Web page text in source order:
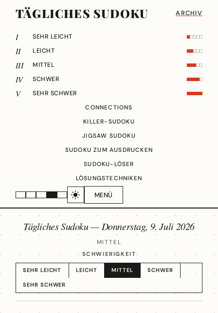
TÄGLICHES SUDOKU ARCHIV
MENÜ
I SEHR LEICHT
II LEICHT
III MITTEL
IV SCHWER
V
SEHR SCHWER
CONNECTIONS
KILLER-SUDOKU
JIGSAW SUDOKU
SUDOKU ZUM AUSDRUCKEN
SUDOKU-LÖSER
LÖSUNGSTECHNIKEN
Tägliches Sudoku — Donnerstag, 9. Juli 2026
MITTEL
SCHWIERIGKEIT
SEHR LEICHT LEICHT MITTEL SCHWER
SEHR SCHWER